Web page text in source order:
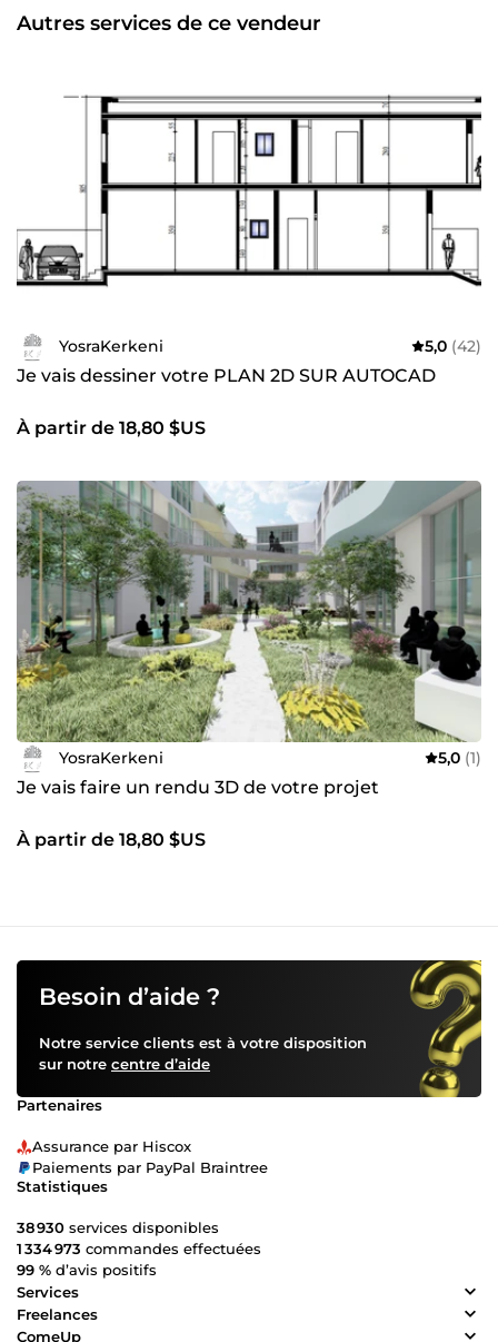
Autres services de ce vendeur
YosraKerkeni 5,0 (42)
Je vais dessiner votre PLAN 2D SUR AUTOCAD
À partir de 18,80 $US
YosraKerkeni 5,0 (1)
Je vais faire un rendu 3D de votre projet
À partir de 18,80 $US
Besoin d’aide ?
Notre service clients est à votre disposition
sur notre centre d’aide
Partenaires
Assurance par Hiscox
Paiements par PayPal Braintree
Statistiques
38 930 services disponibles
1 334 973 commandes effectuées
99 % d’avis positifs
Services
Freelances
ComeUp